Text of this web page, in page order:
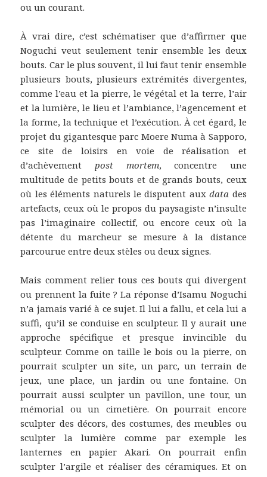
ou un courant.
À vrai dire, c’est schématiser que d’affirmer que
Noguchi veut seulement tenir ensemble les deux
bouts. Car le plus souvent, il lui faut tenir ensemble
plusieurs bouts, plusieurs extrémités divergentes,
comme l’eau et la pierre, le végétal et la terre, l’air
et la lumière, le lieu et l’ambiance, l’agencement et
la forme, la technique et l’exécution. À cet égard, le
projet du gigantesque parc Moere Numa à Sapporo,
ce site de loisirs en voie de réalisation et
d’achèvement post mortem, concentre une
multitude de petits bouts et de grands bouts, ceux
où les éléments naturels le disputent auxdata des
artefacts, ceux où le propos du paysagiste n’insulte
pas l’imaginaire collectif, ou encore ceux où la
détente du marcheur se mesure à la distance
parcourue entre deux stèles ou deux signes.
Mais comment relier tous ces bouts qui divergent
ou prennent la fuite ? La réponse d’Isamu Noguchi
n’a jamais varié à ce sujet. Il lui a fallu, et cela lui a
suffi, qu’il se conduise en sculpteur. Il y aurait une
approche spécifique et presque invincible du
sculpteur. Comme on taille le bois ou la pierre, on
pourrait sculpter un site, un parc, un terrain de
jeux, une place, un jardin ou une fontaine. On
pourrait aussi sculpter un pavillon, une tour, un
mémorial ou un cimetière. On pourrait encore
sculpter des décors, des costumes, des meubles ou
sculpter la lumière comme par exemple les
lanternes en papier Akari. On pourrait enfin
sculpter l’argile et réaliser des céramiques. Et on